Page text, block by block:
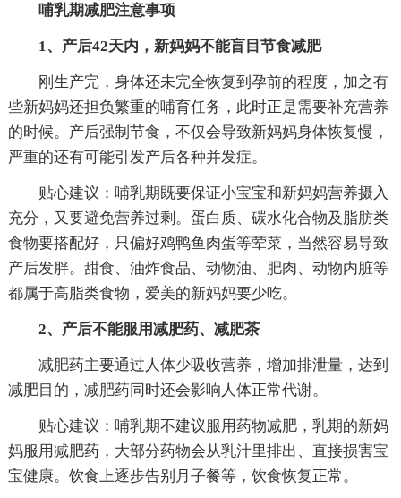
哺乳期减肥注意事项
1、产后42天内，新妈妈不能盲目节食减肥
刚生产完，身体还未完全恢复到孕前的程度，加之有
些新妈妈还担负繁重的哺育任务，此时正是需要补充营养
的时候。产后强制节食，不仅会导致新妈妈身体恢复慢，
严重的还有可能引发产后各种并发症。
贴心建议：哺乳期既要保证小宝宝和新妈妈营养摄入
充分，又要避免营养过剩。蛋白质、碳水化合物及脂肪类
食物要搭配好，只偏好鸡鸭鱼肉蛋等荤菜，当然容易导致
产后发胖。甜食、油炸食品、动物油、肥肉、动物内脏等
都属于高脂类食物，爱美的新妈妈要少吃。
2、产后不能服用减肥药、减肥茶
减肥药主要通过人体少吸收营养，增加排泄量，达到
减肥目的，减肥药同时还会影响人体正常代谢。
贴心建议：哺乳期不建议服用药物减肥，乳期的新妈
妈服用减肥药，大部分药物会从乳汁里排出、直接损害宝
宝健康。饮食上逐步告别月子餐等，饮食恢复正常。